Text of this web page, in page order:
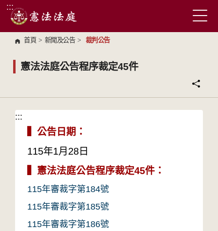
跳到主要內容區塊
:::
首頁 > 新聞及公告 > 裁判公告
憲法法庭公告程序裁定45件
:::
:::
▍公告日期：
115年1月28日
憲法法庭公告程序裁定45件：
115年審裁字第184號
115年審裁字第185號
115年審裁字第186號